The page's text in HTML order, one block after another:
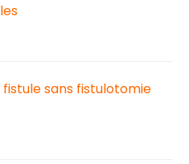
sans fistulotomie